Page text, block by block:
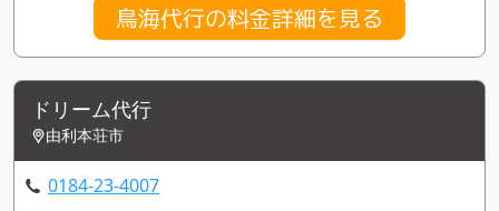
鳥海代行の料金詳細を見る
ドリーム代行
由利本荘市
0184-23-4007